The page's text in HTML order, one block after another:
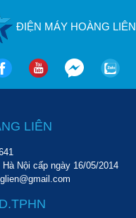
ĐIỆN MÁY HOÀNG LIÊN
LIÊN
Nội cấp ngày 16/05/2014